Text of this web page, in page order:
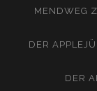
MENDWEG
DER
DER